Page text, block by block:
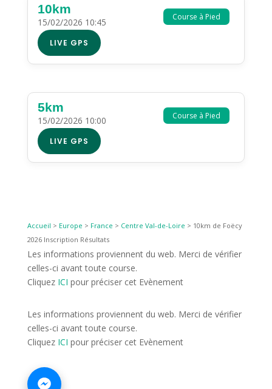
Course à Pied
10km
15/02/2026 10:45
LIVE GPS
Course à Pied
5km
15/02/2026 10:00
LIVE GPS
Accueil > Europe > France > Centre Val-de-Loire > 10km de Foëcy
2026 Inscription Résultats
Les informations proviennent du web. Merci de vérifier
celles-ci avant toute course.
Cliquez ICI pour préciser cet Evènement
Les informations proviennent du web. Merci de vérifier
celles-ci avant toute course.
Cliquez ICI pour préciser cet Evènement